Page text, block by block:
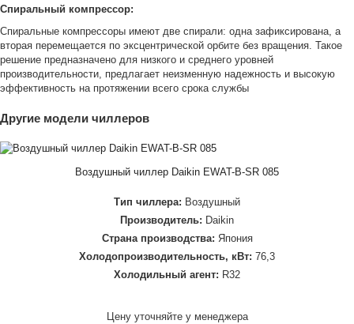
Спиральный компрессор:
Спиральные компрессоры имеют две спирали: одна зафиксирована, а
вторая перемещается по эксцентрической орбите без вращения. Такое
решение предназначено для низкого и среднего уровней
производительности, предлагает неизменную надежность и высокую
эффективность на протяжении всего срока службы
Другие модели чиллеров
Воздушный чиллер Daikin EWAT-B-SR 085
Тип чиллера: Воздушный
Производитель: Daikin
Страна производства: Япония
Холодопроизводительность, кВт: 76,3
Холодильный агент: R32
Цену уточняйте у менеджера